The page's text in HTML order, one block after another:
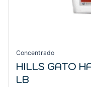
Concentrado
HILLS GATO
LB